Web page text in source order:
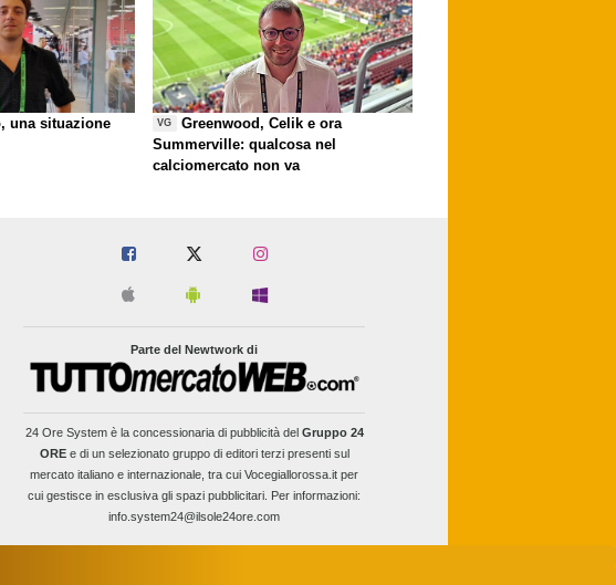
una situazione
VG
Greenwood, Celik e ora
Summerville: qualcosa nel
calciomercato non va
Parte del Newtwork di
24 Ore Systemè la concessionaria di pubblicità del Gruppo 24
OREe di un selezionato gruppo di editori terzi presenti sul
mercato italiano e internazionale, tra cui Vocegiallorossa.it per
cui gestisce in esclusiva gli spazi pubblicitari. Per informazioni:
info.system24@ilsole24ore.com